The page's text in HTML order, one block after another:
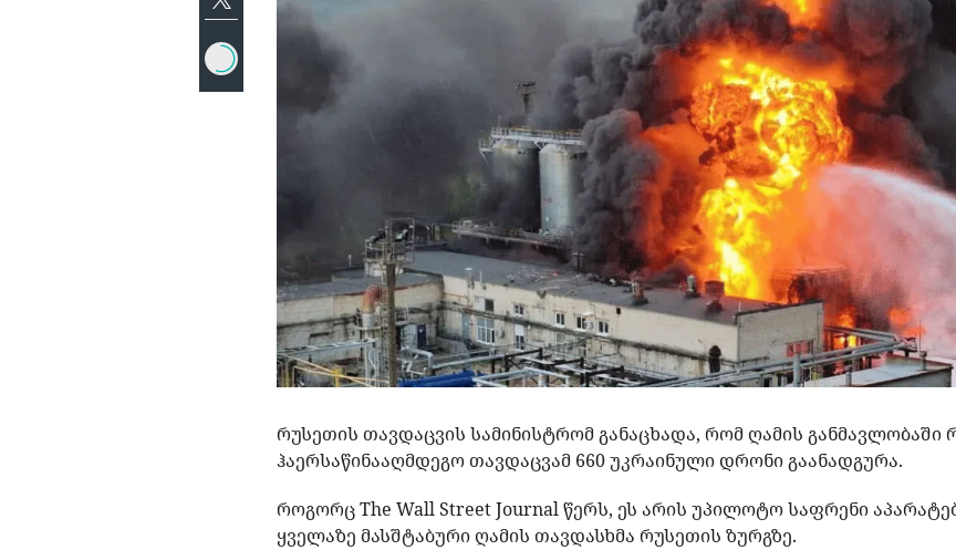
რუსეთის თავდაცვის სამინისტრომ განაცხადა, რომ ღამის განმავლობაში
ჰაერსაწინააღმდეგო თავდაცვამ 660 უკრაინული დრონი გაანადგურა.
როგორც The Wall Street Journal წერს, ეს არის უპილოტო საფრენი
ყველაზე მასშტაბური ღამის თავდასხმა რუსეთის ზურგზე.